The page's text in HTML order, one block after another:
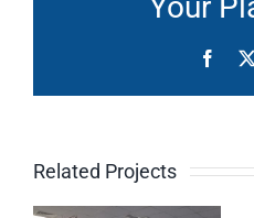
Related Projects
ΙΣΟΓΕΙΟΥ